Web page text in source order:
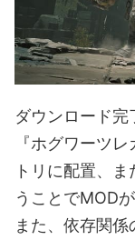
ダウンロード
『ホグワーツ
トリに配置、
うことでMOD
また、依存関係